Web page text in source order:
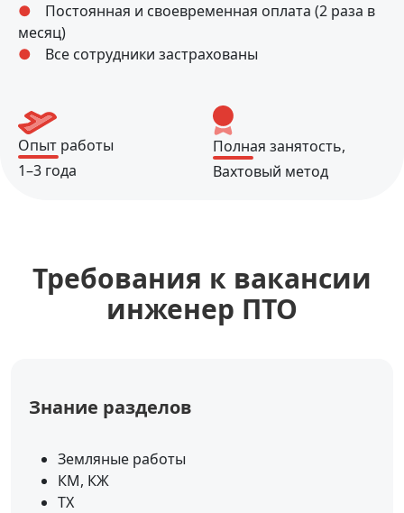
Постоянная и своевременная оплата (2 раза в
месяц)
Все сотрудники застрахованы
Опыт работы
1–3 года
Полная занятость,
Вахтовый метод
Требования к вакансии
инженер ПТО
Знание разделов
Земляные работы
КМ, КЖ
ТХ